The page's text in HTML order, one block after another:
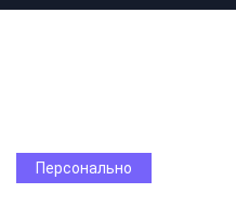
Персонально